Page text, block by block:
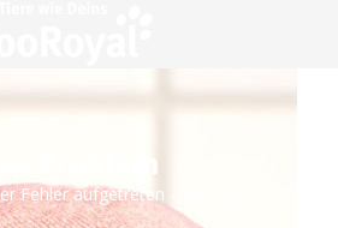
Problem
Fehler aufgetreten – wir sind